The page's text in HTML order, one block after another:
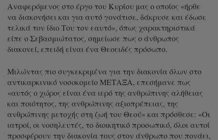
Αναφερόμενος στο έργο του Κυρίου μας ο οποίος «ήρθε
να διακονήσει και για αυτό γονάτισε, δάκρυσε και έδωσε
τελικά τον ίδιο Του τον εαυτό», όπως χαρακτηριστικά
είπε ο Σεβασμιώτατος, σημείωσε πως ο άνθρωπος
διακονεί, επειδή είναι ένα Θεοειδές πρόσωπο.
Μιλώντας πιο συγκεκριμένα για την διακονία όλων στο
αντικαρκινικό νοσοκομείο ΜΕΤΑΞΑ, επεσήμανε πως
«αυτός ο χώρος είναι ένα ιερό της ανθρώπινης αλήθειας
και ποιότητος, της ανθρώπινης αξιοπρέπειας, της
ανθρώπινης μετοχής στη ζωή του Θεού» και πρόσθεσε: «Οι
ιατροί, οι νοσηλευτές, το διοικητικό προσωπικό, όλοι αυτοί
προσφέρουν την διακονία τους στον άνθρωπο που πονάει,